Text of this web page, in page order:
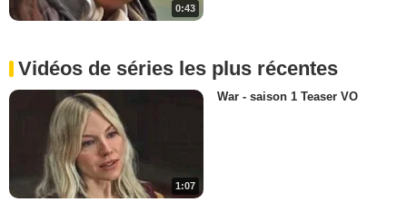
0:43
Vidéos de séries les plus récentes
1:07
War - saison 1 Teaser VO